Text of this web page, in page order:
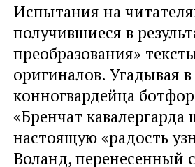
Испытания на
получившиеся в
преобразования»
оригиналов. Угадывая
конногвардейца
«Бренчат
настоящую «радость
Воланд, перенесенный